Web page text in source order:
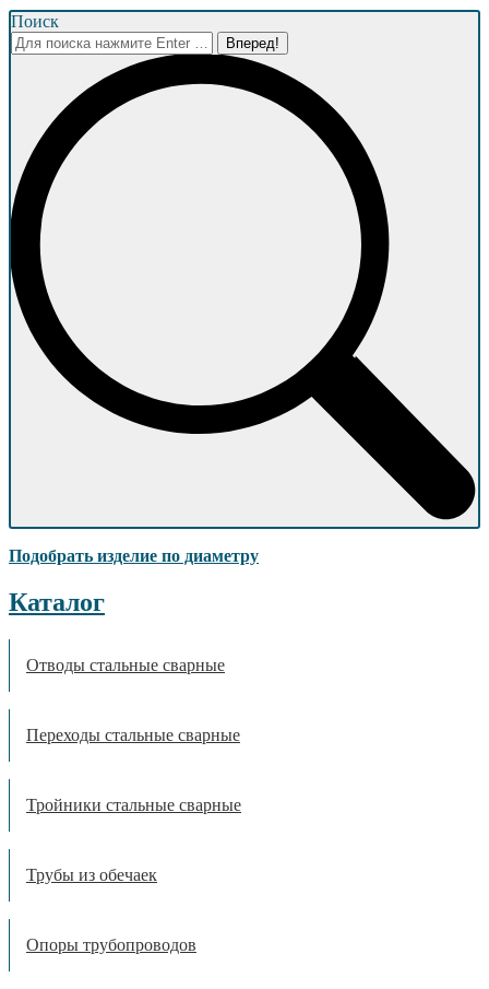
Поиск
Поиск:
Подобрать изделие по диаметру
Каталог
Отводы стальные сварные
Переходы стальные сварные
Тройники стальные сварные
Трубы из обечаек
Опоры трубопроводов